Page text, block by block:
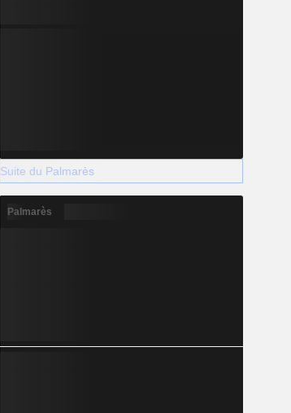
Suite du Palmarès
Palmarès